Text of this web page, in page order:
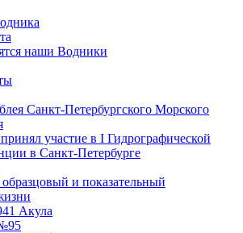
наши Водники
Санкт-Петербургского Морского
участие в I Гидрографической
в Санкт-Петербурге
и показательный
Акула